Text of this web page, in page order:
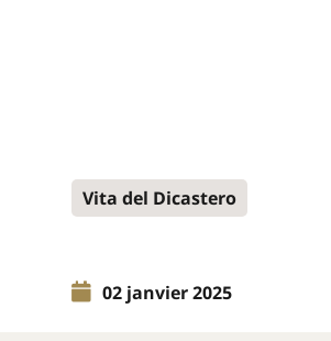
Vita del Dicastero
02 janvier 2025